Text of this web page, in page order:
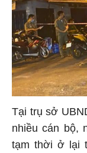
Tại trụ sở
nhiều cán bộ,
tạm thời ở lại